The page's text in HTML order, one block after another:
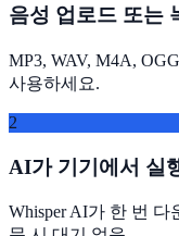
음성 업로드 또는
MP3, WAV, M4A,
사용하세요.
2
AI가 기기에서 실
Whisper AI가 한 번